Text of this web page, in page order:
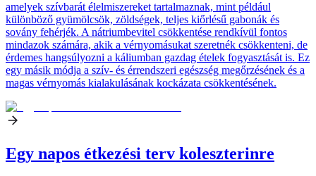
amelyek szívbarát élelmiszereket tartalmaznak, mint például
különböző gyümölcsök, zöldségek, teljes kiőrlésű gabonák és
sovány fehérjék. A nátriumbevitel csökkentése rendkívül fontos
mindazok számára, akik a vérnyomásukat szeretnék csökkenteni, de
érdemes hangsúlyozni a káliumban gazdag ételek fogyasztását is. Ez
egy másik módja a szív- és érrendszeri egészség megőrzésének és a
magas vérnyomás kialakulásának kockázata csökkentésének.
Egy napos étkezési terv koleszterinre